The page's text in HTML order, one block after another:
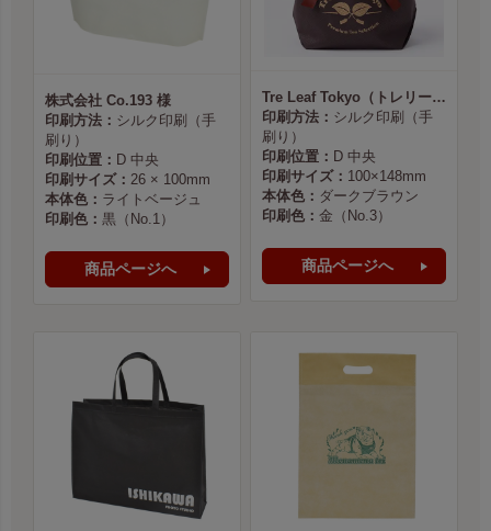
株式会社 Co.193 様
印刷方法： シルク印刷（手
刷り）
印刷位置： D 中央
印刷サイズ： 26 × 100mm
本体色： ライトベージュ
印刷色： 黒（No.1）
商品ページへ
Tre Leaf Tokyo（トレリーフ東京） 様
印刷方法： シルク印刷（手
刷り）
印刷位置： D 中央
印刷サイズ： 100×148mm
本体色： ダークブラウン
印刷色： 金（No.3）
商品ページへ